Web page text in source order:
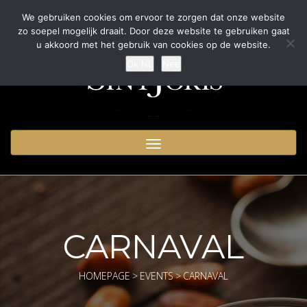
Toggle
navigation
CARNAVAL
HOMEPAGE > EVENTS>CARNAVAL
We gebruiken cookies om ervoor te zorgen dat onze website
zo soepel mogelijk draait. Door deze website te gebruiken gaat
u akkoord met het gebruik van cookies op de website.